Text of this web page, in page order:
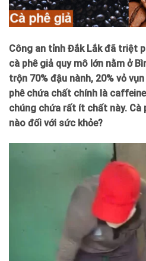
Công an tỉnh Đắk Lắk đã triệt
cà phê giả quy mô lớn nằm ở
trộn 70% đậu nành, 20% vỏ
phê chứa chất chính là
chúng chứa rất ít chất này. Cà
nào đối với sức khỏe?